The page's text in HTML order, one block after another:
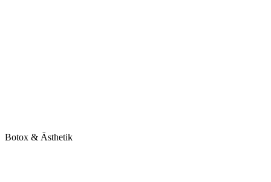
Botox & Ästhetik